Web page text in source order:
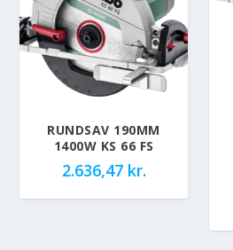
RUNDSAV 190MM
1400W KS 66 FS
2.636,47 kr.